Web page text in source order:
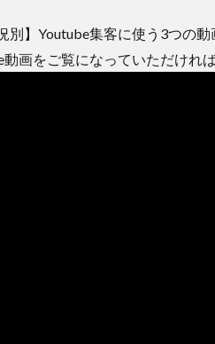
別】Youtube集客に使う3つの
画をご覧になっていただけれ